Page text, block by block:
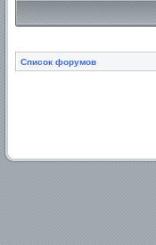
Список форумов